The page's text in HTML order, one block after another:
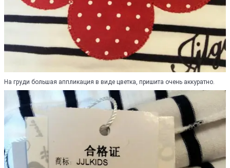
На груди большая аппликация в виде цветка, пришита очень аккуратно.